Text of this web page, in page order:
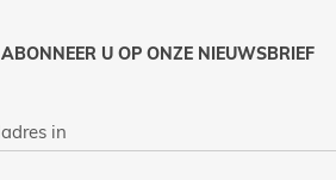
ABONNEER U OP ONZE NIEUWSBRIEF